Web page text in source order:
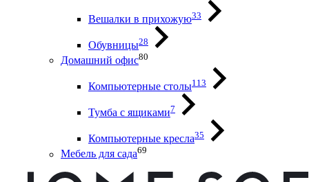
Вешалки в прихожую33
Обувницы28
Домашний офис80
Компьютерные столы113
Тумба с ящиками7
Компьютерные кресла35
Мебель для сада69